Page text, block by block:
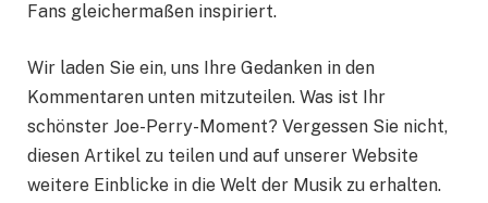
Fans gleichermaßen inspiriert.
Wir laden Sie ein, uns Ihre Gedanken in den
Kommentaren unten mitzuteilen. Was ist Ihr
schönster Joe-Perry-Moment? Vergessen Sie nicht,
diesen Artikel zu teilen und auf unserer Website
weitere Einblicke in die Welt der Musik zu erhalten.